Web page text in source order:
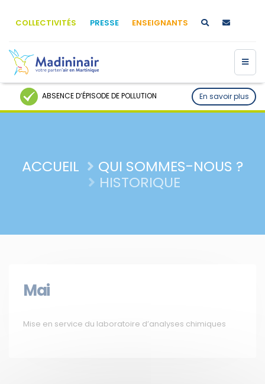
COLLECTIVITÉS PRESSE ENSEIGNANTS
ABSENCE D’ÉPISODE DE POLLUTION En savoir plus
ACCUEIL
QUI SOMMES-NOUS ?
HISTORIQUE
Mai
Mise en service du laboratoire d’analyses chimiques